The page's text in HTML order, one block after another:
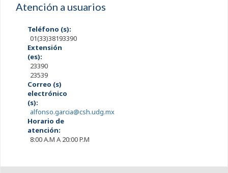
Atención a usuarios
Teléfono (s):
01(33)38193390
Extensión
(es):
23390
23539
Correo (s)
electrónico
(s):
alfonso.garcia@csh.udg.mx
Horario de
atención:
8:00 A.M A 20:00 P.M